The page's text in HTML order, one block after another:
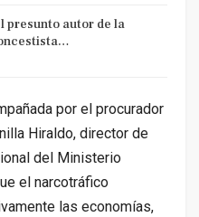
presunto autor de la
por el procurador
Hiraldo, director de
del Ministerio
el narcotráfico
las economías,